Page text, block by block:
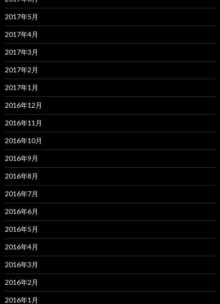
2017年5月
2017年4月
2017年3月
2017年2月
2017年1月
2016年12月
2016年11月
2016年10月
2016年9月
2016年8月
2016年7月
2016年6月
2016年5月
2016年4月
2016年3月
2016年2月
2016年1月